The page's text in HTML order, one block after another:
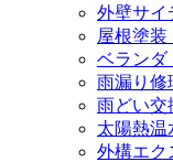
外壁サイ
屋根塗装
ベランダ
雨漏り修
雨どい交
太陽熱温
外構エク